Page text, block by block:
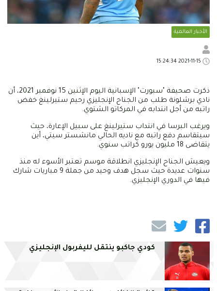
الأخبار العالمية
ذكرت صحيفة "سبورت" الإسبانية اليوم الإثنين 15 نوفمبر 2021، أن
نادي برشلونة طلب من الجناح الإنجليزي رحيم ستيرلينغ خفض
راتبه من أجل انتدابه في المركاتو الشتوي.
ويرغب البرسا في انتداب ستيرلينغ على سبيل الإعارة، حيث
سيتقاسم دفع راتبه مع ناديه الحالي مانشستر سيتي، أين
يتقاضى 18 مليون يورو كراتب سنوي.
ويعيش الجناح الإنجليزي انطلاقة موسم تعتبر الأسوء له منذ
سنوات عديدة حيث سجل هدف وحيد من جملة 9 مباريات شارك
فيها في الدوري الإنجليزي.
كودي جاكبو ينتقل لليفربول الإنجليزي